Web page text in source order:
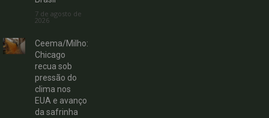
7 de agosto de
2026
Ceema/Milho:
Chicago
recua sob
pressão do
clima nos
EUA e avanço
da safrinha